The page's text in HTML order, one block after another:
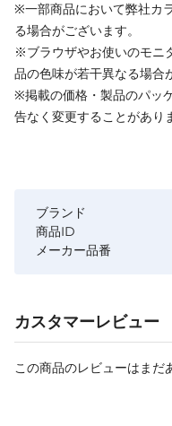
※一部商品において弊社カ
る場合がございます。
※ブラウザやお使いのモニ
品の色味が若干異なる場合
※掲載の価格・製品のパッ
告なく変更することがあり
ブランド
商品ID
メーカー品番
カスタマーレビュー
この商品のレビューはまだ